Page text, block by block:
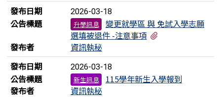
發布日期 2026-03-18
公告標題 升學訊息
變更就學區 與 免試入學志願
選填被退件 -注意事項
發布者
資訊執秘
發布日期
2026-03-18
公告標題 新生訊息
115學年新生入學報到
發布者
資訊執秘